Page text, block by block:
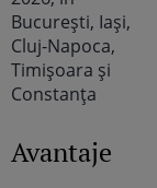
Avantaje